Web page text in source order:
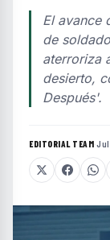
El avance
de
aterroriza
desierto,
Después'.
EDITORIAL TEAM·Jul